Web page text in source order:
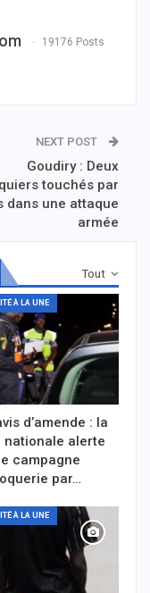
19176 Posts
NEXT POST
Goudiry : Deux
touchés par
dans une attaque
armée
Tout
À LA UNE
d’amende : la
nationale alerte
campagne
par…
À LA UNE